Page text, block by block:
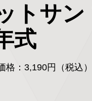
トサ
式
格：3,190円（税込